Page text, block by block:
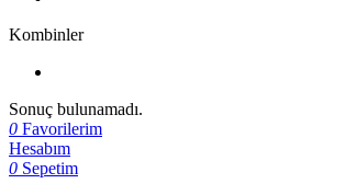
Kombinler
Sonuç bulunamadı.
0 Favorilerim
Hesabım
0 Sepetim